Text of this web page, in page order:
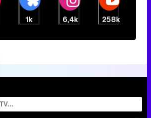
1k 6,4k 258k